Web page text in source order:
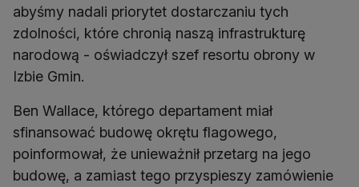
abyśmy nadali priorytet dostarczaniu tych
zdolności, które chronią naszą infrastrukturę
narodową - oświadczył szef resortu obrony w
Izbie Gmin.
Ben Wallace, którego departament miał
sfinansować budowę okrętu flagowego,
poinformował, że unieważnił przetarg na jego
budowę, a zamiast tego przyspieszy zamówienie